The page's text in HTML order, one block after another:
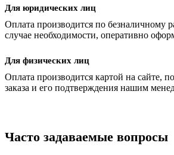
Для юридических лиц
Оплата производится по безналичному
случае необходимости, оперативно
Для физических лиц
Оплата производится картой на сайте,
заказа и его подтверждения нашим
Часто задаваемые вопросы